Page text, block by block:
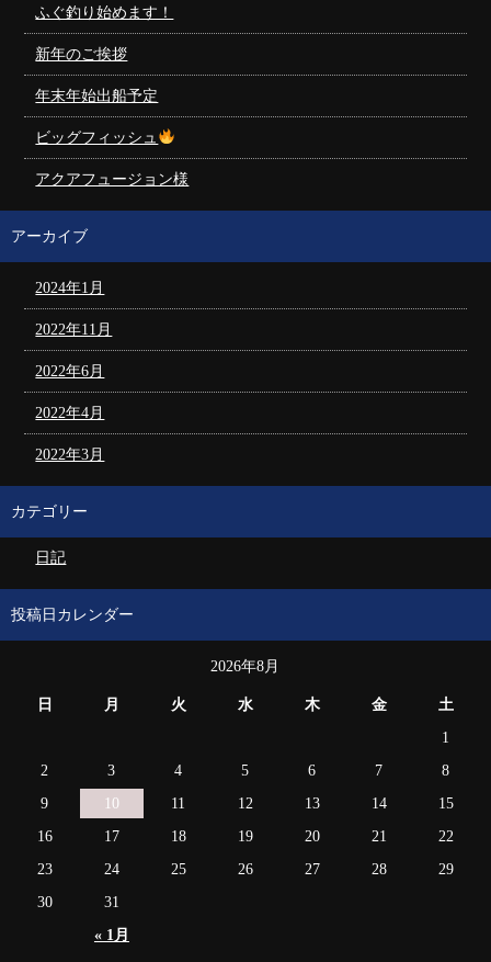
ふぐ釣り始めます！
新年のご挨拶
年末年始出船予定
ビッグフィッシュ
アクアフュージョン様
アーカイブ
2024年1月
2022年11月
2022年6月
2022年4月
2022年3月
カテゴリー
日記
投稿日カレンダー
2026年8月
日 月 火 水 木 金 土
« 1月
1
2
3 4 5 6 7
8
9
10 11 12 13 14
15
16
17 18 19 20 21
22
23
24 25 26 27 28
29
30
31